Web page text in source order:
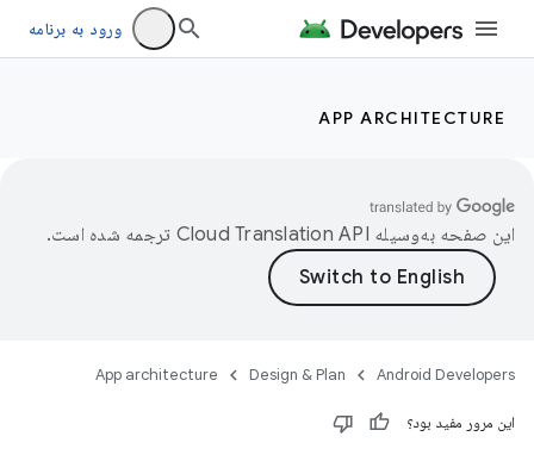
ورود به برنامه
APP ARCHITECTURE
این صفحه به‌وسیله ترجمه شده است.
Android Developers
Design & Plan
App architecture
این مرور مفید بود؟